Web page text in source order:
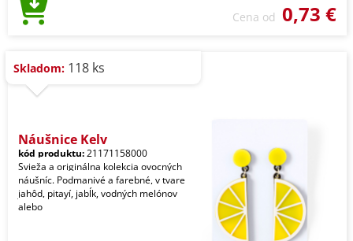
Cena od 0,73 €
Skladom: 118 ks
Náušnice Kely
kód produktu:21171158000
Svieža a originálna kolekcia ovocných
náušníc. Podmanivé a farebné, v tvare
jahôd, pitayí, jabĺk, vodných melónov
alebo